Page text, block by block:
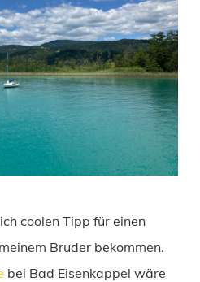
coolen Tipp für einen
Bruder bekommen.
bei Bad Eisenkappel wäre